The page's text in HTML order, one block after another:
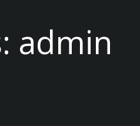
admin